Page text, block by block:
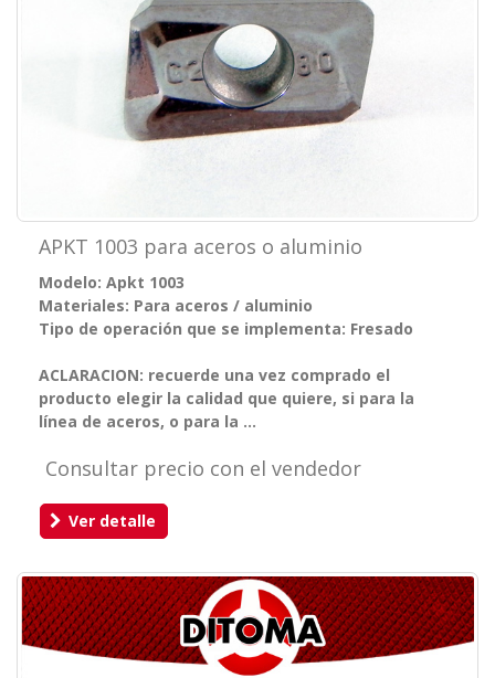
APKT 1003 para aceros o aluminio
Modelo: Apkt 1003
Materiales: Para aceros / aluminio
Tipo de operación que se implementa: Fresado
ACLARACION: recuerde una vez comprado el
producto elegir la calidad que quiere, si para la
línea de aceros, o para la ...
Consultar precio con el vendedor
Ver detalle